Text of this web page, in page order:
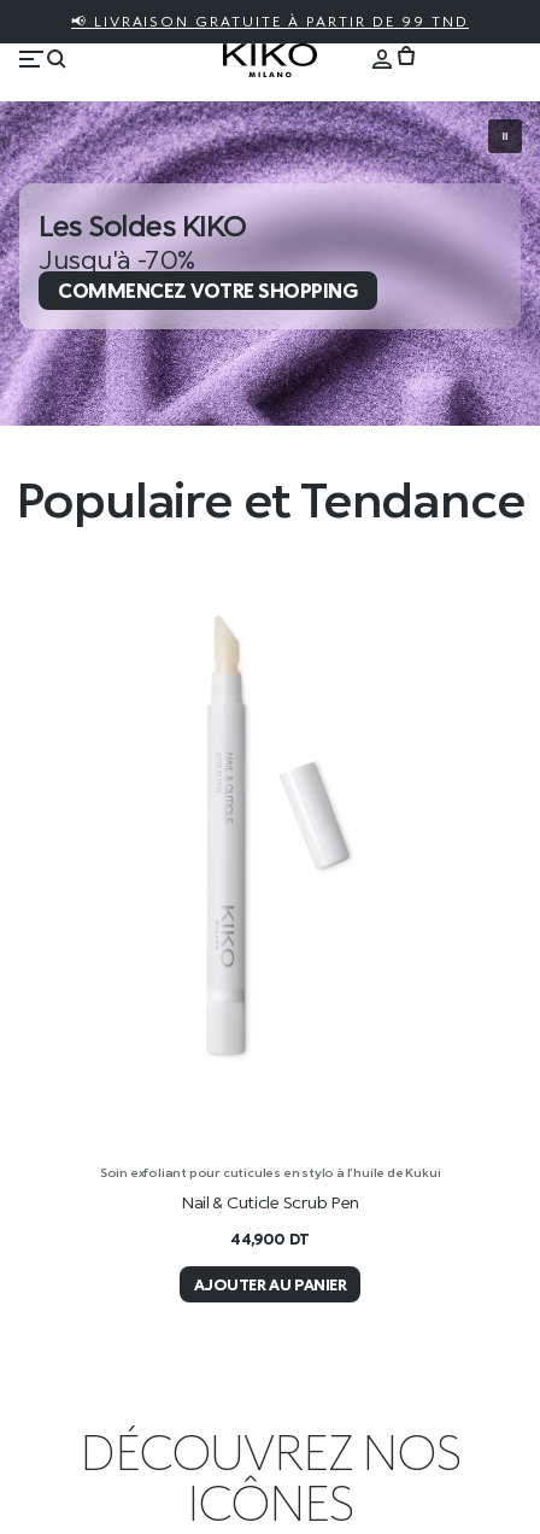
📢 LIVRAISON GRATUITE À PARTIR DE 99 TND
Les Soldes KIKO
Jusqu'à -70%
COMMENCEZ VOTRE SHOPPING
Populaire et Tendance
Soin exfoliant pour cuticules en stylo à l’huile de Kukui
Nail & Cuticle Scrub Pen
44,900 DT
AJOUTER AU PANIER
DÉCOUVREZ NOS
ICÔNES